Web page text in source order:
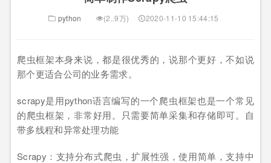
python (2..9万) 2020-11-10 15:44:15
爬虫框架本身来说，都是很优秀的，说那个更好，不如说
那个更适合公司的业务需求。
scrapy是用python语言编写的一个爬虫框架也是一个常见
的爬虫框架，非常好用。只需要简单采集和存储即可。自
带多线程和异常处理功能
Scrapy：支持分布式爬虫，扩展性强，使用简单，支持中